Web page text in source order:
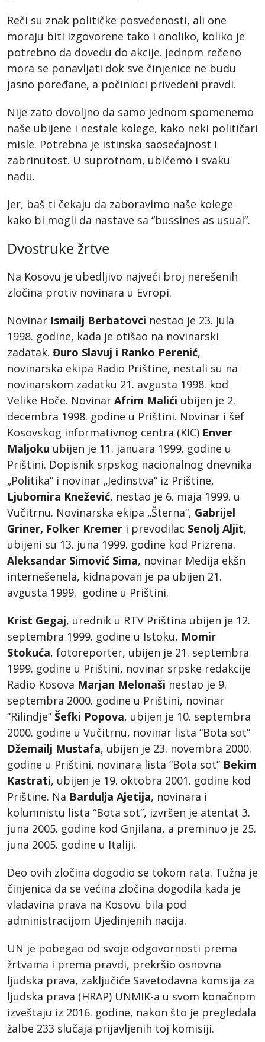
Reči su znak političke posvećenosti, ali one
moraju biti izgovorene tako i onoliko, koliko je
potrebno da dovedu do akcije. Jednom rečeno
mora se ponavljati dok sve činjenice ne budu
jasno poređane, a počinioci privedeni pravdi.
Nije zato dovoljno da samo jednom spomenemo
naše ubijene i nestale kolege, kako neki političari
misle. Potrebna je istinska saosećajnost i
zabrinutost. U suprotnom, ubićemo i svaku
nadu.
Jer, baš ti čekaju da zaboravimo naše kolege
kako bi mogli da nastave sa “bussines as usual”.
Dvostruke žrtve
Na Kosovu je ubedljivo najveći broj nerešenih
zločina protiv novinara u Evropi.
Novinar Ismailj Berbatovci nestao je 23. jula
1998. godine, kada je otišao na novinarski
zadatak. Đuro Slavuj i Ranko Perenić,
novinarska ekipa Radio Prištine, nestali su na
novinarskom zadatku 21. avgusta 1998. kod
Velike Hoče. Novinar Afrim Malići ubijen je 2.
decembra 1998. godine u Prištini. Novinar i šef
Kosovskog informativnog centra (KIC) Enver
Maljoku ubijen je 11. januara 1999. godine u
Prištini. Dopisnik srpskog nacionalnog dnevnika
„Politika“ i novinar „Jedinstva“ iz Prištine,
Ljubomira Knežević, nestao je 6. maja 1999. u
Vučitrnu. Novinarska ekipa „Šterna“, Gabrijel
Griner, Folker Kremer i prevodilac Senolj Aljit,
ubijeni su 13. juna 1999. godine kod Prizrena.
Aleksandar Simović Sima, novinar Medija ekšn
internešenela, kidnapovan je pa ubijen 21.
avgusta 1999. godine u Prištini.
Krist Gegaj, urednik u RTV Priština ubijen je 12.
septembra 1999. godine u Istoku, Momir
Stokuća, fotoreporter, ubijen je 21. septembra
1999. godine u Prištini, novinar srpske redakcije
Radio Kosova Marjan Melonaši nestao je 9.
septembra 2000. godine u Prištini, novinar
“Rilindje” Šefki Popova, ubijen je 10. septembra
2000. godine u Vučitrnu, novinar lista “Bota sot”
Džemailj Mustafa, ubijen je 23. novembra 2000.
godine u Prištini, novinara lista “Bota sot” Bekim
Kastrati, ubijen je 19. oktobra 2001. godine kod
Prištine. Na Bardulja Ajetija, novinara i
kolumnistu lista “Bota sot”, izvršen je atentat 3.
juna 2005. godine kod Gnjilana, a preminuo je 25.
juna 2005. godine u Italiji.
Deo ovih zločina dogodio se tokom rata. Tužna je
činjenica da se većina zločina dogodila kada je
vladavina prava na Kosovu bila pod
administracijom Ujedinjenih nacija.
UN je pobegao od svoje odgovornosti prema
žrtvama i prema pravdi, prekršio osnovna
ljudska prava, zaključiće Savetodavna komsija za
ljudska prava (HRAP) UNMIK-a u svom konačnom
izveštaju iz 2016. godine, nakon što je pregledala
žalbe 233 slučaja prijavljenih toj komisiji.